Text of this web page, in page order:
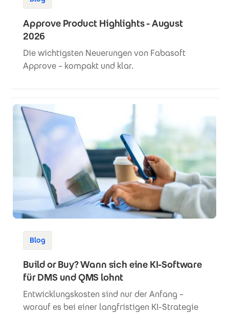
Approve Product Highlights - August
2026
Die wichtigsten Neuerungen von Fabasoft
Approve – kompakt und klar.
Blog
Build or Buy? Wann sich eine KI-Software
für DMS und QMS lohnt
Entwicklungskosten sind nur der Anfang –
worauf es bei einer langfristigen KI-Strategie